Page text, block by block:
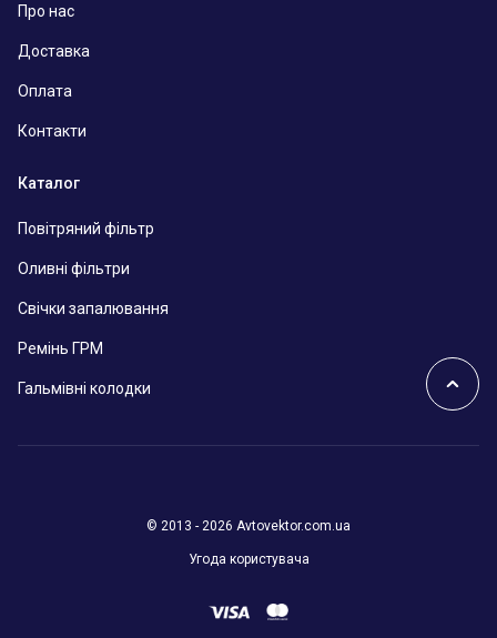
Про нас
Доставка
Оплата
Контакти
Каталог
Повітряний фільтр
Оливні фільтри
Свічки запалювання
Ремінь ГРМ
Гальмівні колодки
© 2013 - 2026 Avtovektor.com.ua
Угода користувача